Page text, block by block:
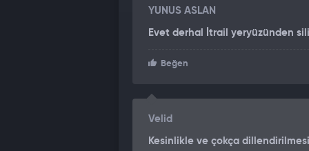
‘insani koridor’ savunması
önündeki engellerin kaldırılması
“SESSİZLİK KABUL EDİLEMEZ”
uluslararası hukuk ve insani ilkeler
diğer uluslararası aktörlerin,
adına bir utançtır. Sessizlik, ahlaki
YUNUS ASLAN
Evet derhal İtrail yeryüzünden
Beğen
Velid
Kesinlikle ve çokça